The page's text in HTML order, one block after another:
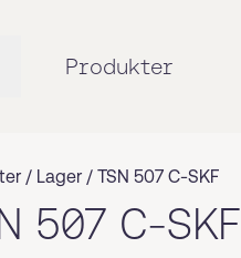
Produkter
/ Lager / TSN 507 C-SKF
507 C-SKF